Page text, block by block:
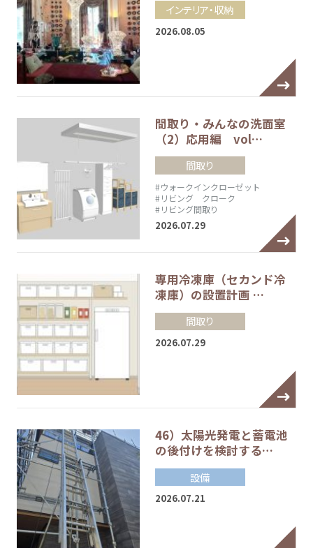
インテリア・収納
2026.08.05
間取り・みんなの洗面室
（2）応用編 vol…
間取り
#ウォークインクローゼット
#リビング クローク
#リビング間取り
2026.07.29
専用冷凍庫（セカンド冷
凍庫）の設置計画 …
間取り
2026.07.29
46）太陽光発電と蓄電池
の後付けを検討する…
設備
2026.07.21